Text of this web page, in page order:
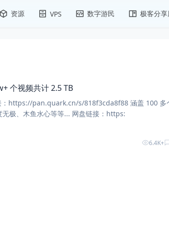
资源 VPS 数字游民 极客分
个视频共计 2.5 TB
pan.quark.cn/s/818f3cda8f88 涵盖 100 多个 U
P，温铁军、观察者网、拉美小姐姐、六度无极、木鱼水心等等... 网盘链接：https:
6.4K+